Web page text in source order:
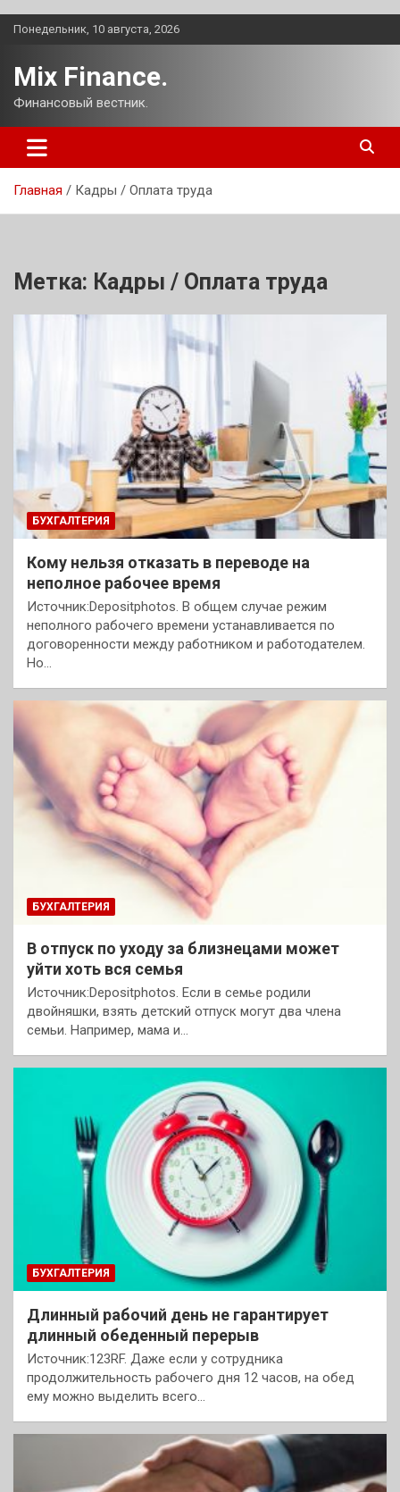
Перейти
Понедельник, 10 августа, 2026
Mix Finance.
Финансовый вестник.
Главная Кадры / Оплата труда
Метка: Кадры / Оплата труда
БУХГАЛТЕРИЯ
Кому нельзя отказать в переводе на
неполное рабочее время
Источник:Depositphotos. В общем случае режим
неполного рабочего времени устанавливается по
договоренности между работником и работодателем.
Но…
БУХГАЛТЕРИЯ
В отпуск по уходу за близнецами может
уйти хоть вся семья
Источник:Depositphotos. Если в семье родили
двойняшки, взять детский отпуск могут два члена
семьи. Например, мама и…
БУХГАЛТЕРИЯ
Длинный рабочий день не гарантирует
длинный обеденный перерыв
Источник:123RF. Даже если у сотрудника
продолжительность рабочего дня 12 часов, на обед
ему можно выделить всего…